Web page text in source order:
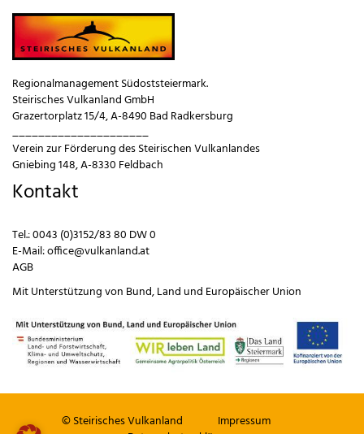
Regionalmanagement Südoststeiermark.
Steirisches Vulkanland GmbH
Grazertorplatz 15/4, A-8490 Bad Radkersburg
_____________________
Verein zur Förderung des Steirischen Vulkanlandes
Gniebing 148, A-8330 Feldbach
Kontakt
Tel.:0043 (0)3152/83 80 DW 0
E-Mail:office@vulkanland.at
AGB
Mit Unterstützung von Bund,Land und Europäischer Union
© Steirisches Vulkanland
Impressum